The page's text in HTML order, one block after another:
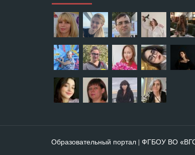
Образовательный портал | ФГБОУ ВО